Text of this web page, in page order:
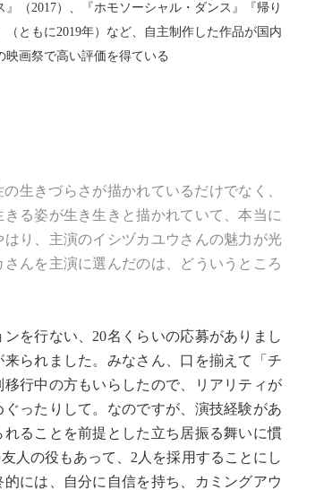
』（2017）、『ホモソーシャル・ダンス』『帰り
（ともに2019年）など、自主制作した作品が国内
映画祭で高い評価を得ている
生きづらさが描かれているだけでなく、
る姿が生き生きと描かれていて、本当に
り、主演のイシヅカユウさんの魅力が光
んを主演に選んだのは、どういうところ
を行ない、20名くらいの応募がありまし
られました。みなさん、口を揃えて「チ
行中の方もいらしたので、リアリティが
ったりして。なのですが、演技経験があ
ることを前提とした立ち居振る舞いに慣
人の役もあって、2人を採用することにし
には、自分に自信を持ち、カミングアウ